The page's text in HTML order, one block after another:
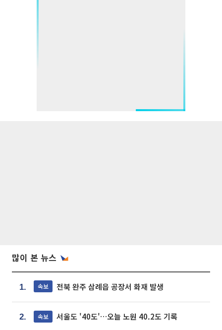
많이 본 뉴스
1. 속보 전북 완주 삼례읍 공장서 화재 발생
2. 속보 서울도 '40도'…오늘 노원 40.2도 기록